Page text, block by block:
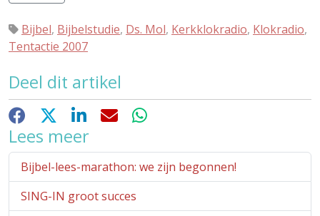
Bijbel, Bijbelstudie, Ds. Mol, Kerkklokradio, Klokradio,
Tentactie 2007
Deel dit artikel
Facebook LinkedInE-mailWhatsApp
Lees meer
Bijbel-lees-marathon: we zijn begonnen!
SING-IN groot succes